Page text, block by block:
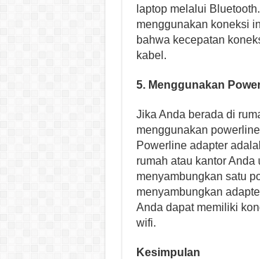
laptop melalui
menggunakan koneksi
bahwa kecepatan
kabel.
5. Menggunakan
Jika Anda berada di
menggunakan
Powerline adapter
rumah atau kantor
menyambungkan satu
menyambungkan
Anda dapat memiliki
wifi.
Kesimpulan